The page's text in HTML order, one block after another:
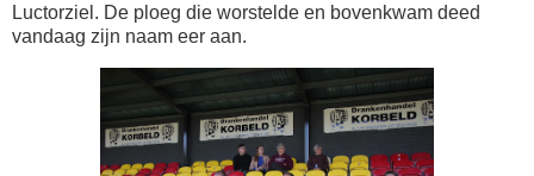
Luctorziel. De ploeg die worstelde en bovenkwam deed
vandaag zijn naam eer aan.